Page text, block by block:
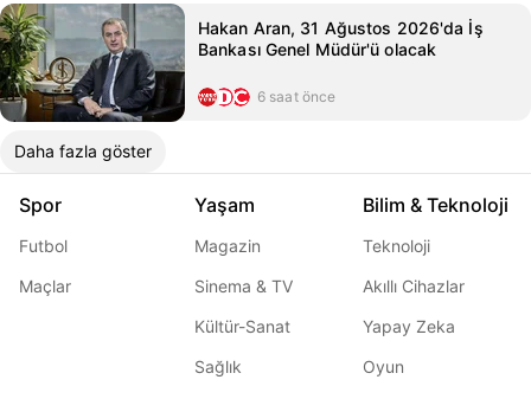
Hakan Aran, 31 Ağustos 2026'da İş
Bankası Genel Müdür'ü olacak
6 saat önce
Daha fazla göster
Spor
Futbol
Maçlar
Yaşam
Magazin
Sinema & TV
Kültür-Sanat
Sağlık
Bilim & Teknoloji
Teknoloji
Akıllı Cihazlar
Yapay Zeka
Oyun